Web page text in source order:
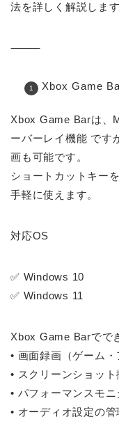
法を詳しく解説します
⸻
Xbox Game
Xbox Game Barは、
ーバーレイ機能 です
画も可能です。
ショートカットキー
手軽に使えます。
対応OS
✅ Windows 10
✅ Windows 11
Xbox Game Barでで
• 画面録画（ゲーム・
• スクリーンショット
• パフォーマンスモ
• オーディオ設定の管